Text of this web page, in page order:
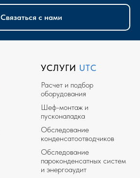
Связаться с нами
УСЛУГИ UTC
Расчет и подбор
оборудования
Шеф-монтаж и
пусконаладка
Обследование
конденсатоотводчиков
Обследование
пароконденсатных систем
и энергоаудит